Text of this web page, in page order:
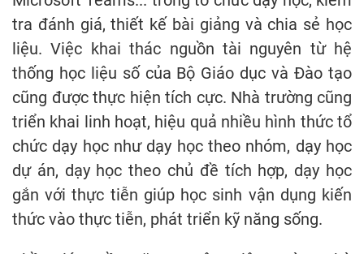
tra đánh giá, thiết kế bài giảng và chia sẻ học
liệu. Việc khai thác nguồn tài nguyên từ hệ
thống học liệu số của Bộ Giáo dục và Đào tạo
cũng được thực hiện tích cực. Nhà trường cũng
triển khai linh hoạt, hiệu quả nhiều hình thức tổ
chức dạy học như dạy học theo nhóm, dạy học
dự án, dạy học theo chủ đề tích hợp, dạy học
gắn với thực tiễn giúp học sinh vận dụng kiến
thức vào thực tiễn, phát triển kỹ năng sống.